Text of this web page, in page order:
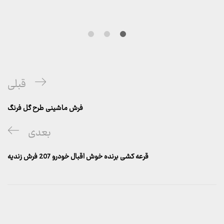
پست
قبلی
قبلی
فرش ماشینی طرح گل فرنگ
پست
بعدی
بعدی
قرعه کشی برنده خوش اقبال خودرو 207 فرش زندیه